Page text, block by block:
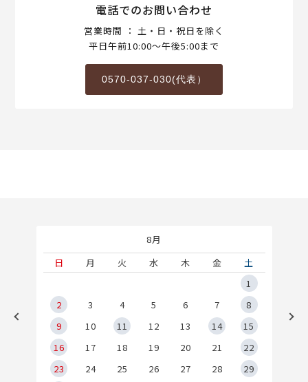
電話でのお問い合わせ
営業時間 ： 土・日・祝日を除く
平日午前10:00～午後5:00まで
0570-037-030(代表）
8月
日
月 火 水 木 金
土
1
2
3 4 5 6 7
8
9
10 11 12 13 14
15
16
17 18 19 20 21
22
23
24 25 26 27 28
29